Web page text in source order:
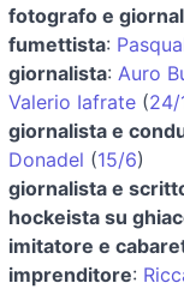
fotografo e
fumettista:
giornalista: Auro
Valerio Iafrate (24/
giornalista e
Donadel (15/6)
giornalista e
hockeista su
imitatore e
imprenditore: